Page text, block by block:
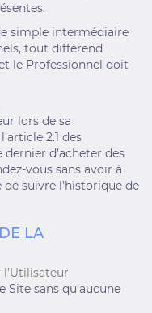
simple intermédiaire
tout différend
le Professionnel doit
lors de sa
2.1 des
d’acheter des
vous sans avoir à
de suivre l’historique de
LA
sans qu’aucune